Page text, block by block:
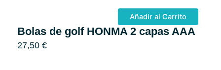
Añadir al Carrito
Bolas de golf HONMA 2 capas AAA
27,50 €